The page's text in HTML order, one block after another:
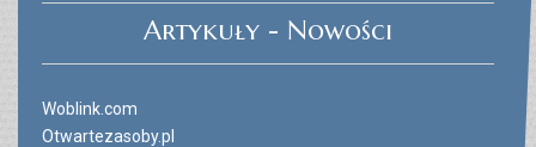
Artykuły - Nowości
Woblink.com
Otwartezasoby.pl